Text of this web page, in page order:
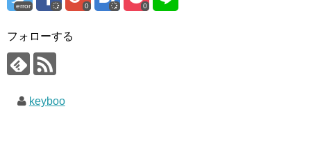
error 0 0
フォローする
keyboo